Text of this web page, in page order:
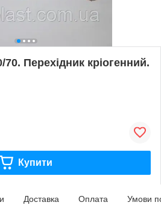
Перехідник кріогенний.
Купити
Доставка Оплата Умови